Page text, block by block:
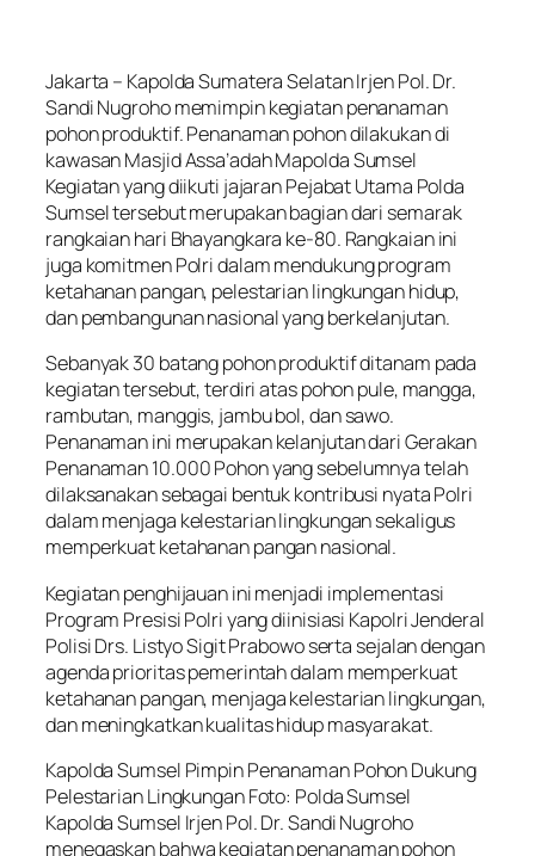
Jakarta – Kapolda Sumatera Selatan Irjen Pol. Dr.
Sandi Nugroho memimpin kegiatan penanaman
pohon produktif. Penanaman pohon dilakukan di
kawasan Masjid Assa’adah Mapolda Sumsel
Kegiatan yang diikuti jajaran Pejabat Utama Polda
Sumsel tersebut merupakan bagian dari semarak
rangkaian hari Bhayangkara ke-80. Rangkaian ini
juga komitmen Polri dalam mendukung program
ketahanan pangan, pelestarian lingkungan hidup,
dan pembangunan nasional yang berkelanjutan.
Sebanyak 30 batang pohon produktif ditanam pada
kegiatan tersebut, terdiri atas pohon pule, mangga,
rambutan, manggis, jambu bol, dan sawo.
Penanaman ini merupakan kelanjutan dari Gerakan
Penanaman 10.000 Pohon yang sebelumnya telah
dilaksanakan sebagai bentuk kontribusi nyata Polri
dalam menjaga kelestarian lingkungan sekaligus
memperkuat ketahanan pangan nasional.
Kegiatan penghijauan ini menjadi implementasi
Program Presisi Polri yang diinisiasi Kapolri Jenderal
Polisi Drs. Listyo Sigit Prabowo serta sejalan dengan
agenda prioritas pemerintah dalam memperkuat
ketahanan pangan, menjaga kelestarian lingkungan,
dan meningkatkan kualitas hidup masyarakat.
Kapolda Sumsel Pimpin Penanaman Pohon Dukung
Pelestarian Lingkungan Foto: Polda Sumsel
Kapolda Sumsel Irjen Pol. Dr. Sandi Nugroho
menegaskan bahwa kegiatan penanaman pohon